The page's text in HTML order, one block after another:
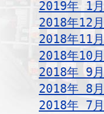
2019年 1月
2018年12月
2018年11月
2018年10月
2018年 9月
2018年 8月
2018年 7月